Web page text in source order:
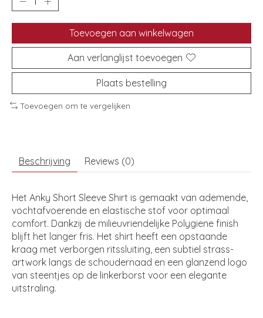
Toevoegen aan winkelwagen
Aan verlanglijst toevoegen
Plaats bestelling
Toevoegen om te vergelijken
Beschrijving Reviews (0)
Het Anky Short Sleeve Shirt is gemaakt van ademende,
vochtafvoerende en elastische stof voor optimaal
comfort. Dankzij de milieuvriendelijke Polygiene finish
blijft het langer fris. Het shirt heeft een opstaande
kraag met verborgen ritssluiting, een subtiel strass-
artwork langs de schoudernaad en een glanzend logo
van steentjes op de linkerborst voor een elegante
uitstraling.